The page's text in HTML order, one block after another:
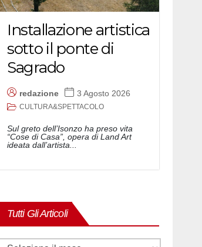
Installazione artistica
sotto il ponte di
Sagrado
redazione 3 Agosto 2026
CULTURA&SPETTACOLO
Sul greto dell’Isonzo ha preso vita
“Cose di Casa”, opera di Land Art
ideata dall’artista...
Tutti Gli Articoli